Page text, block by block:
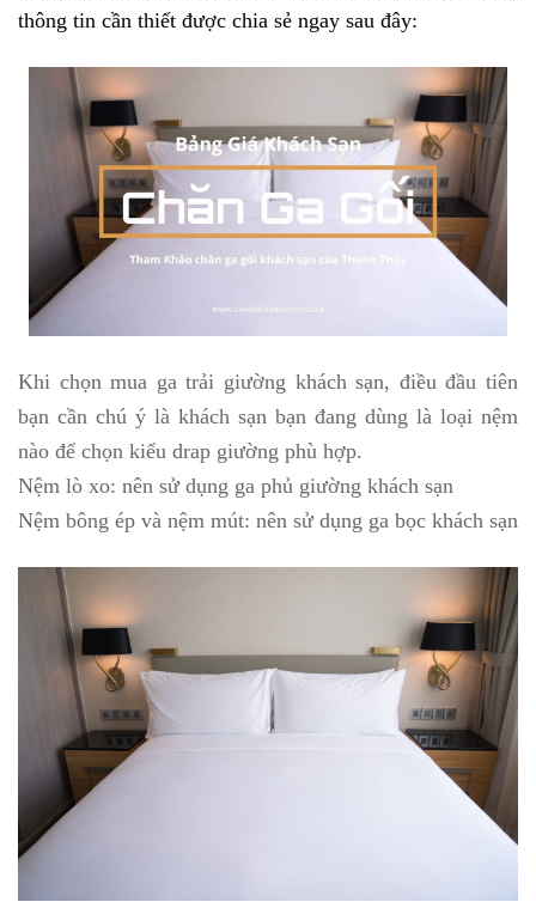
thông tin cần thiết được chia sẻ ngay sau đây:
Khi chọn mua ga trải giường khách sạn, điều đầu tiên
bạn cần chú ý là khách sạn bạn đang dùng là loại nệm
nào để chọn kiểu drap giường phù hợp.
Nệm lò xo: nên sử dụng ga phủ giường khách sạn
Nệm bông ép và nệm mút: nên sử dụng ga bọc khách sạn